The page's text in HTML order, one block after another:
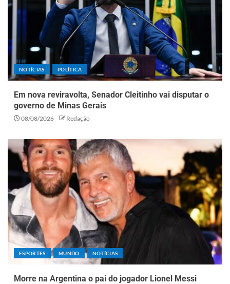
NOTÍCIAS POLÍTICA
Em nova reviravolta, Senador Cleitinho vai disputar o
governo de Minas Gerais
08/08/2026 Redação
ESPORTES MUNDO NOTÍCIAS
Morre na Argentina o pai do jogador Lionel Messi